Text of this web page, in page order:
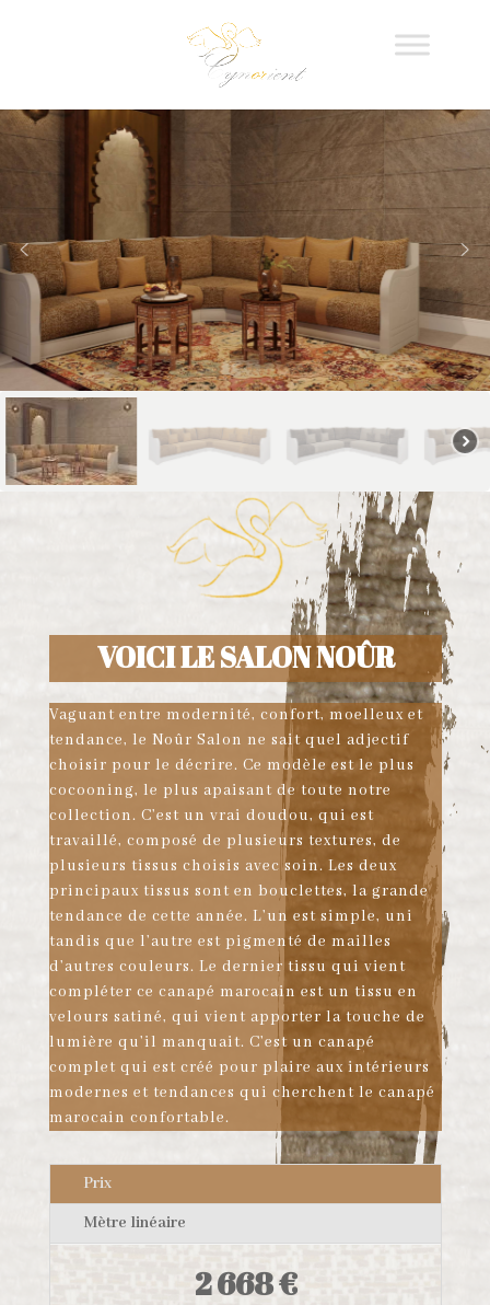
VOICI LE SALON NOÛR
Vaguant entre modernité, confort, moelleux et
tendance, le Noûr Salon ne sait quel adjectif
choisir pour le décrire. Ce modèle est le plus
cocooning, le plus apaisant de toute notre
collection. C’est un vrai doudou, qui est
travaillé, composé de plusieurs textures, de
plusieurs tissus choisis avec soin. Les deux
principaux tissus sont en bouclettes, la grande
tendance de cette année. L’un est simple, uni
tandis que l’autre est pigmenté de mailles
d’autres couleurs. Le dernier tissu qui vient
compléter ce canapé marocain est un tissu en
velours satiné, qui vient apporter la touche de
lumière qu’il manquait. C’est un canapé
complet qui est créé pour plaire aux intérieurs
modernes et tendances qui cherchent le canapé
marocain confortable.
Prix
Mètre linéaire
2 668 €